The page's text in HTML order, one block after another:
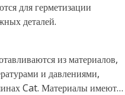
для герметизации
деталей.
из материалов,
и давлениями,
Cat. Материалы имеют